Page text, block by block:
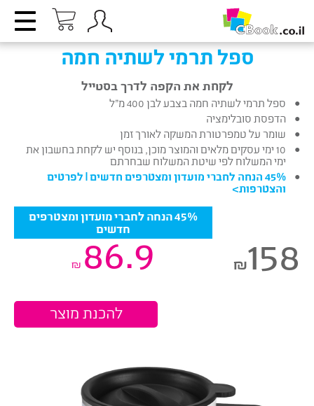
ספל תרמי לשתיה חמה
לקחת את הקפה לדרך בסטייל
ספל תרמי לשתיה חמה בצבע לבן 400 מ”ל
הדפסת סובלימציה
שומר על טמפרטורת המשקה לאורך זמן
10 ימי עסקים מלאים והמוצר מוכן, בנוסף יש לקחת בחשבון את
ימי המשלוח לפי שיטת המשלוח שבחרתם
45% הנחה לחברי מועדון ומצטרפים חדשים |
לפרטים
והצטרפות>
158
₪
45% הנחה לחברי מועדון ומצטרפים
חדשים
86.9
₪